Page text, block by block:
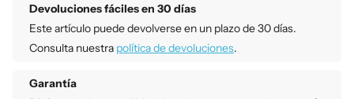
Devoluciones fáciles en 30 días
Este artículo puede devolverse en un plazo de 30 días.
Consulta nuestra política de devoluciones.
Garantía